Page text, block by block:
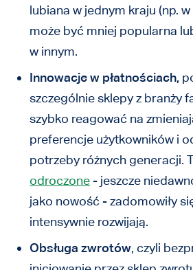
lubiana w jednym kraju (np. w
może być mniej popularna
w innym.
Innowacje w płatnościach,
szczególnie sklepy z branży
szybko reagować na
preferencje użytkowników i
potrzeby różnych generacji.
odroczone- jeszcze
jako nowość - zadomowiły
intensywnie rozwijają.
Obsługa zwrotów, czyli